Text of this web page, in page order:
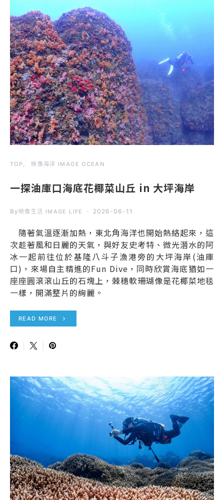
TOP 映像海洋 IMAGE OCEAN
一探油庫口海底花椰菜山丘 in 大坪海岸
By 映像生活 IMAGE LIFE 2026-06-11
隨著氣溫逐漸加熱，東北角海洋也開始熱絡起來，這
次趁著風和日麗的天氣，與好友史考特、微光潛水的阿
冰一起前往位於基隆八斗子漁港旁的大坪海岸(油庫
口)，來場自主精進的Fun Dive，同時欣賞海底猶如一
座座圓滾滾山丘的石塊上，棘穗軟珊瑚像是花椰菜地毯
一樣，開滿整片的絢麗。
READ MORE